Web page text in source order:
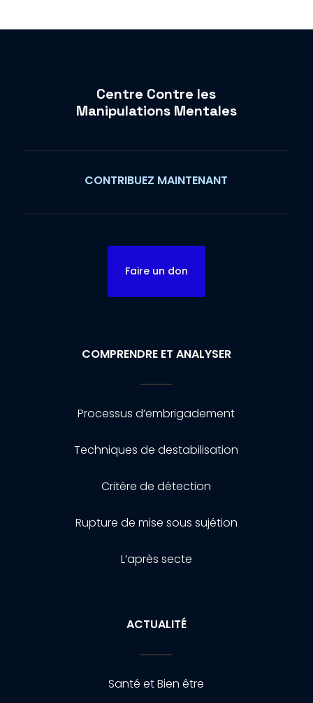
Centre Contre les
Manipulations Mentales
CONTRIBUEZ MAINTENANT
Faire un don
COMPRENDRE ET ANALYSER
Processus d’embrigadement
Techniques de destabilisation
Critère de détection
Rupture de mise sous sujétion
L’après secte
ACTUALITÉ
Santé et Bien être